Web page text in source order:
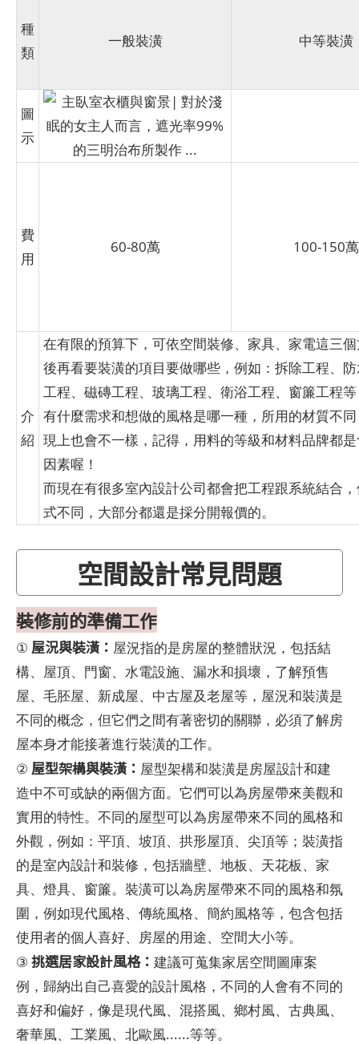
種
類
一般裝潢 中等裝潢
圖
示
費
用
60-80萬 100-150萬
介
紹
在有限的預算下，可依空間裝修、家具、家電這三
後再看要裝潢的項目要做哪些，例如：拆除工程、
工程、磁磚工程、玻璃工程、衛浴工程、窗簾工程
有什麼需求和想做的風格是哪一種，所用的材質不
現上也會不一樣，記得，用料的等級和材料品牌都
因素喔！
而現在有很多室內設計公司都會把工程跟系統結合
式不同，大部分都還是採分開報價的。
空間設計常見問題
裝修前的準備工作
① 屋況與裝潢： 屋況指的是房屋的整體狀況，包括結
構、屋頂、門窗、水電設施、漏水和損壞，了解預售
屋、毛胚屋、新成屋、中古屋及老屋等，屋況和裝潢是
不同的概念，但它們之間有著密切的關聯，必須了解房
屋本身才能接著進行裝潢的工作。
② 屋型架構與裝潢： 屋型架構和裝潢是房屋設計和建
造中不可或缺的兩個方面。它們可以為房屋帶來美觀和
實用的特性。不同的屋型可以為房屋帶來不同的風格和
外觀，例如：平頂、坡頂、拱形屋頂、尖頂等；裝潢指
的是室內設計和裝修，包括牆壁、地板、天花板、家
具、燈具、窗簾。裝潢可以為房屋帶來不同的風格和氛
圍，例如現代風格、傳統風格、簡約風格等，包含包括
使用者的個人喜好、房屋的用途、空間大小等。
③ 挑選居家設計風格： 建議可蒐集家居空間圖庫案
例，歸納出自己喜愛的設計風格，不同的人會有不同的
喜好和偏好，像是現代風、混搭風、鄉村風、古典風、
奢華風、工業風、北歐風......等等。